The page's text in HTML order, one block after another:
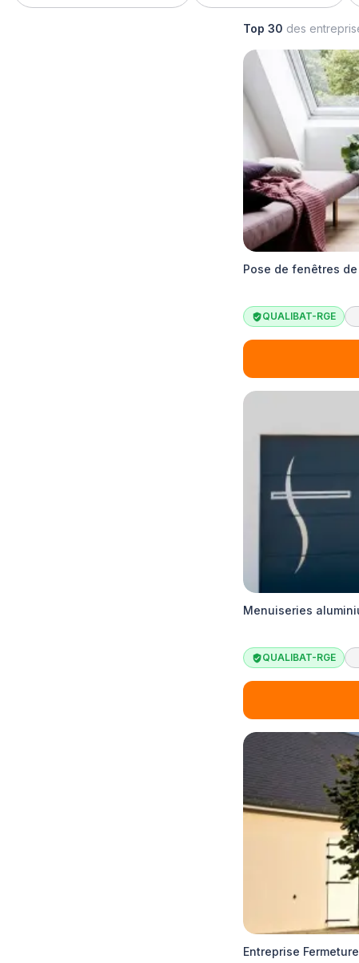
Top 30 des
Pose de fenêtres
QUALIBAT-RGE
Menuiseries
QUALIBAT-RGE
Entreprise